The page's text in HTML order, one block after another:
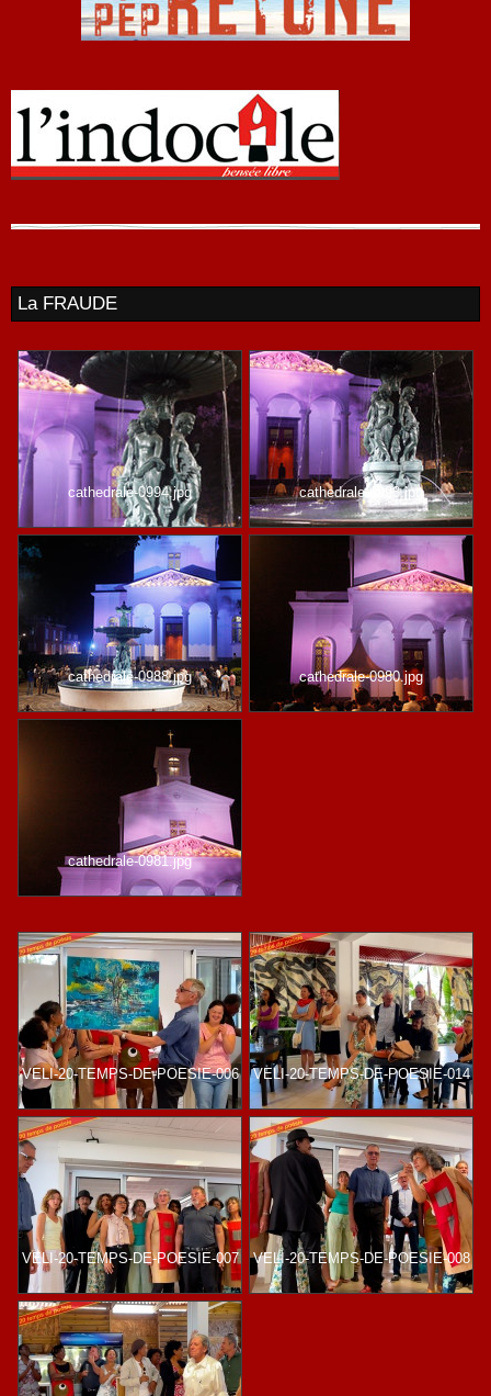
La FRAUDE
cathedrale-0994.jpg cathedrale-0993.jpg
cathedrale-0988.jpg cathedrale-0980.jpg
cathedrale-0981.jpg
VELI-20-TEMPS-DE-POESIE-006 VELI-20-TEMPS-DE-POESIE-014
VELI-20-TEMPS-DE-POESIE-007 VELI-20-TEMPS-DE-POESIE-008